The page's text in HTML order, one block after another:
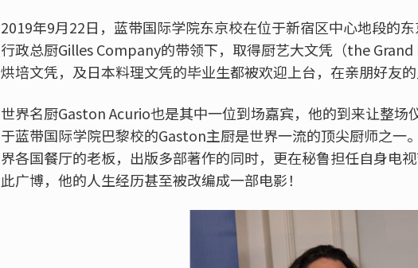
2019年9月22日，蓝带国际学院东京校在位于新宿区中心地段的
行政总厨Gilles Company的带领下，取得厨艺大文凭（the Grand
烘培文凭，及日本料理文凭的毕业生都被欢迎上台，在亲朋好友
世界名厨Gaston Acurio也是其中一位到场嘉宾，他的到来让整场
于蓝带国际学院巴黎校的Gaston主厨是世界一流的顶尖厨师之一
界各国餐厅的老板，出版多部著作的同时，更在秘鲁担任自身电
此广博，他的人生经历甚至被改编成一部电影！